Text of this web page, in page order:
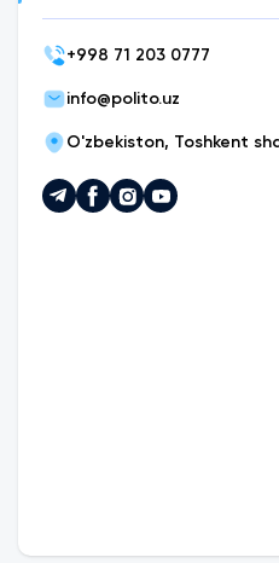
+998 71 203 0777
info@polito.uz
O'zbekiston, Toshkent